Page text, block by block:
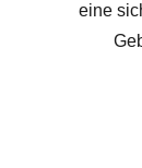
eine